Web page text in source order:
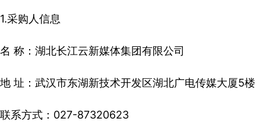
1.采购人信息
名 称：湖北长江云新媒体集团有限公司
地 址：武汉市东湖新技术开发区湖北广电传媒大厦5楼
联系方式：027-87320623